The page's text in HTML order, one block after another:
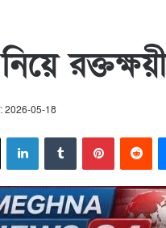
2026-05-18
X LinkedInTumblr Pinterest